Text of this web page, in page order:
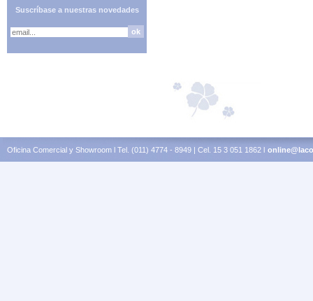
Suscríbase a nuestras novedades
Oficina Comercial y Showroom l Tel. (011) 4774 - 8949 | Cel. 15 3 051 1862 l